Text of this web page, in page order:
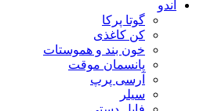
اندو
گوتا پرکا
کن کاغذی
خون بند و هموستات
پانسمان موقت
آرسی پرپ
سیلر